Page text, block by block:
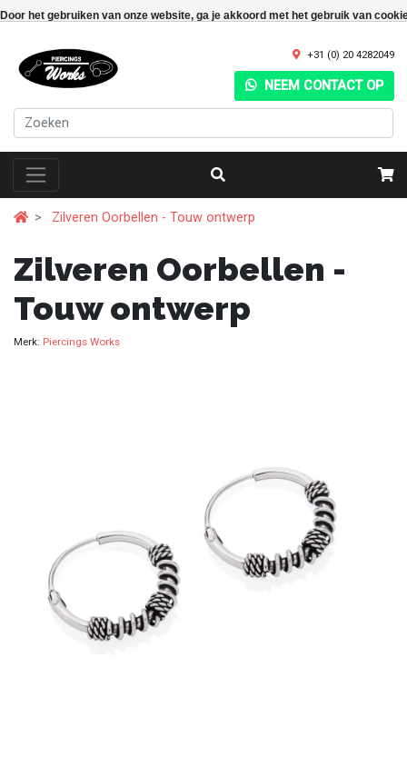
Door het gebruiken van onze website, ga je akkoord met het gebruik van
+31 (0) 20 4282049
NEEM CONTACT OP
Zilveren Oorbellen - Touw ontwerp
Zilveren Oorbellen -
Touw ontwerp
Merk: Piercings Works